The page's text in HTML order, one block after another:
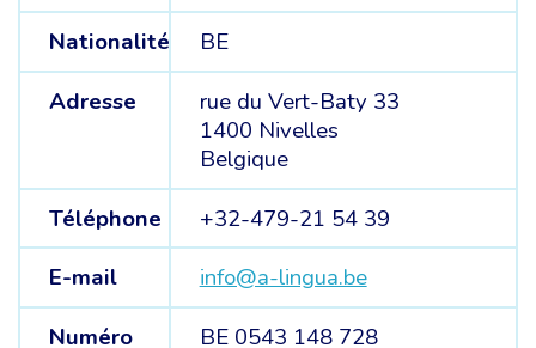
Nationalité
BE
Adresse
rue du Vert-Baty 33
1400 Nivelles
Belgique
Téléphone
+32-479-21 54 39
E-mail
info@a-lingua.be
Numéro
BE 0543 148 728